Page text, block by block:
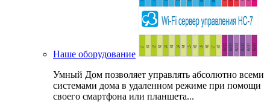
Наше оборудование
Умный Дом позволяет управлять абсолютно всеми
системами дома в удаленном режиме при помощи
своего смартфона или планшета...